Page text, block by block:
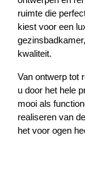
ruimte die
kiest voor een
kwaliteit.
Van ontwerp tot
u door het hele
mooi als
realiseren van
het voor ogen